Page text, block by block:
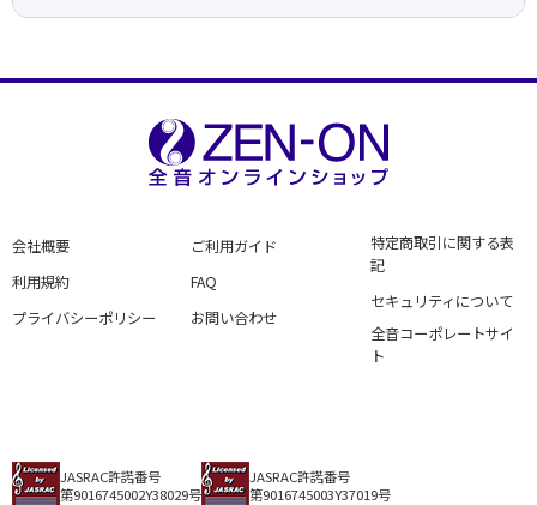
会社概要
利用規約
プライバシーポリシー
ご利用ガイド
FAQ
お問い合わせ
特定商取引に関する表
記
セキュリティについて
全音コーポレートサイ
ト
JASRAC許諾番号
第9016745002Y38029号
JASRAC許諾番号
第9016745003Y37019号